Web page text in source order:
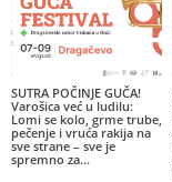
SUTRA POČINJE GUČA!
Varošica već u ludilu:
Lomi se kolo, grme trube,
pečenje i vruća rakija na
sve strane – sve je
spremno za...